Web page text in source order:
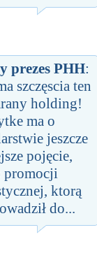
prezes PHH:
szczęscia ten
holding!
ma o
jeszcze
pojęcie,
promocji
ktorą
do...